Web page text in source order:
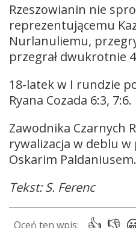
Rzeszowianin nie
reprezentującemu
Nurlanuliemu,
przegrał dwukrotnie
18-latek w I rundzie
Ryana Cozada 6:3, 7:6.
Zawodnika Czarnych
rywalizacja w deblu w
Oskarim Paldaniusem.
Tekst: S. Ferenc